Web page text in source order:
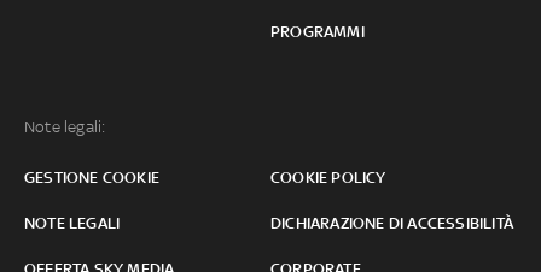
PROGRAMMI
Note legali:
GESTIONE COOKIE COOKIE POLICY
NOTE LEGALI DICHIARAZIONE DI ACCESSIBILITÀ